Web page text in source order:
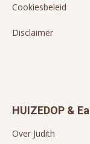
Cookiesbeleid
Disclaimer
HUIZEDOP &
Over Judith